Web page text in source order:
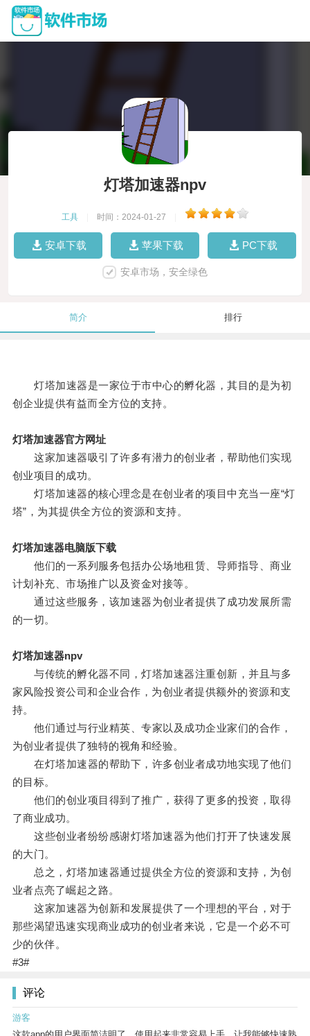
灯塔加速器npv
工具 时间：2024-01-27
安卓下载 苹果下载 PC下载
安卓市场，安全绿色
简介 排行
灯塔加速器是一家位于市中心的孵化器，其目的是为初
创企业提供有益而全方位的支持。
灯塔加速器官方网址
这家加速器吸引了许多有潜力的创业者，帮助他们实现
创业项目的成功。
灯塔加速器的核心理念是在创业者的项目中充当一座“灯
塔”，为其提供全方位的资源和支持。
灯塔加速器电脑版下载
他们的一系列服务包括办公场地租赁、导师指导、商业
计划补充、市场推广以及资金对接等。
通过这些服务，该加速器为创业者提供了成功发展所需
的一切。
灯塔加速器npv
与传统的孵化器不同，灯塔加速器注重创新，并且与多
家风险投资公司和企业合作，为创业者提供额外的资源和支
持。
他们通过与行业精英、专家以及成功企业家们的合作，
为创业者提供了独特的视角和经验。
在灯塔加速器的帮助下，许多创业者成功地实现了他们
的目标。
他们的创业项目得到了推广，获得了更多的投资，取得
了商业成功。
这些创业者纷纷感谢灯塔加速器为他们打开了快速发展
的大门。
总之，灯塔加速器通过提供全方位的资源和支持，为创
业者点亮了崛起之路。
这家加速器为创新和发展提供了一个理想的平台，对于
那些渴望迅速实现商业成功的创业者来说，它是一个必不可
少的伙伴。
#3#
评论
游客